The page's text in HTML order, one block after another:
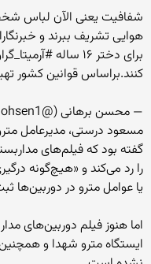
شفافیت یعنی الآن لباس
هوایی تشریف ببرند و
برای دختر ۱۶ ساله
کنند.براساس قوانین کشور
— محسن برهانی (@borhanimohsen1) October 3, 2023
گفته بود که فیلم‌های
را رد می‌کند و «هیچ‌گونه
یا عوامل مترو در دوربین‌ها
اما هنوز فیلم‌ دوربین‌های
ایستگاه مترو شهدا و